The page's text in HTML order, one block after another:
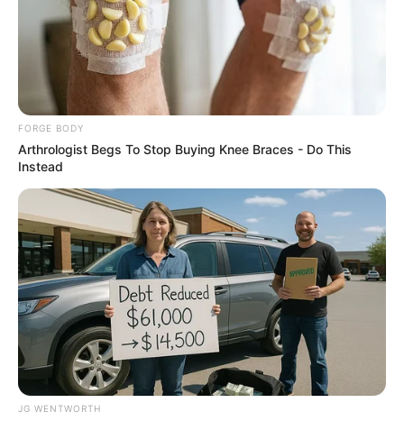
Why Big Bang Theory Fans Despise These 8
Characters
BRAINBERRIES
Enter A World Of Weirdness: 8 Horror Movies Where
Nobody Dies
BRAINBERRIES
FORGE BODY
Arthrologist Begs To Stop Buying Knee Braces - Do This
Instead
JG WENTWORTH